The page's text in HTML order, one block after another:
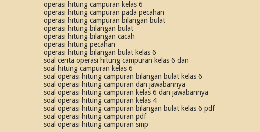
operasi hitung campuran kelas 6
operasi hitung campuran pada pecahan
operasi hitung campuran bilangan bulat
operasi hitung bilangan bulat
operasi hitung bilangan cacah
operasi hitung pecahan
operasi hitung bilangan bulat kelas 6
soal cerita operasi hitung campuran kelas 6 dan
soal hitung campuran kelas 6
soal operasi hitung campuran bilangan bulat kelas 6
soal operasi hitung campuran dan jawabannya
soal operasi hitung campuran kelas 6 dan jawabannya
soal operasi hitung campuran kelas 4
soal operasi hitung campuran bilangan bulat kelas 6 pdf
soal operasi hitung campuran pdf
soal operasi hitung campuran smp